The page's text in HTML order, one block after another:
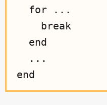
  for ...
    break
  end
  ...